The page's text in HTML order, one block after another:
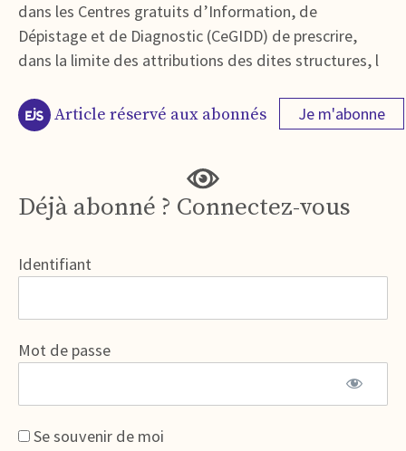
dans les Centres gratuits d’Information, de
Dépistage et de Diagnostic (CeGIDD) de prescrire,
dans la limite des attributions des dites structures, l
Article réservé aux abonnés Je m'abonne
Déjà abonné ? Connectez-vous
Identifiant
Mot de passe
Se souvenir de moi